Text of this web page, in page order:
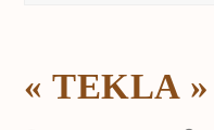
« TEKLA »